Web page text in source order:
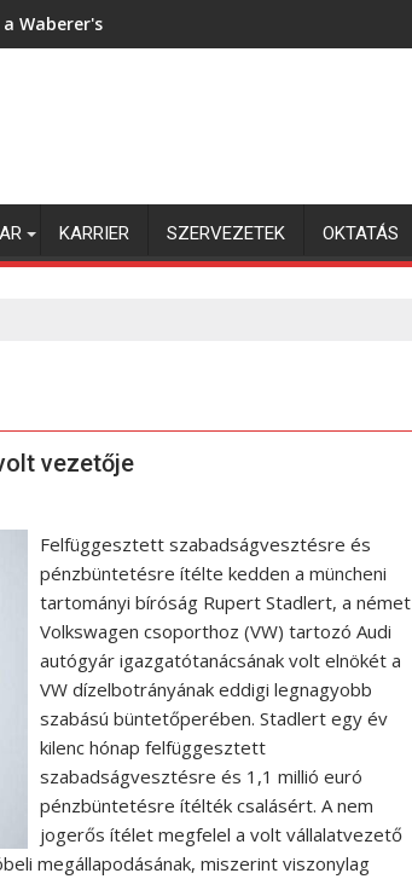
Waberer's
KARRIER SZERVEZETEK OKTATÁS
vezetője
Felfüggesztett szabadságvesztésre és
pénzbüntetésre ítélte kedden a müncheni
tartományi bíróság Rupert Stadlert, a német
Volkswagen csoporthoz (VW) tartozó Audi
autógyár igazgatótanácsának volt elnökét a
VW dízelbotrányának eddigi legnagyobb
szabású büntetőperében. Stadlert egy év
kilenc hónap felfüggesztett
szabadságvesztésre és 1,1 millió euró
pénzbüntetésre ítélték csalásért. A nem
jogerős ítélet megfelel a volt vállalatvezető
megállapodásának, miszerint viszonylag